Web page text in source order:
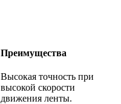
Преимущества
Высокая точность при
высокой скорости
движения ленты.